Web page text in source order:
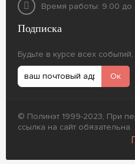
Время работы: 9.00 до
Подписка
Будьте в курсе всех
© Полинэт 1999-2023, При
ссылка на сайт обязательна.